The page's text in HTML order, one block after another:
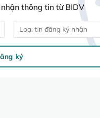
thông tin từ BIDV
Loại tin đăng ký nhận
ký